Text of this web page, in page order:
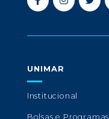
UNIMAR
Institucional
Bolsas e Programas